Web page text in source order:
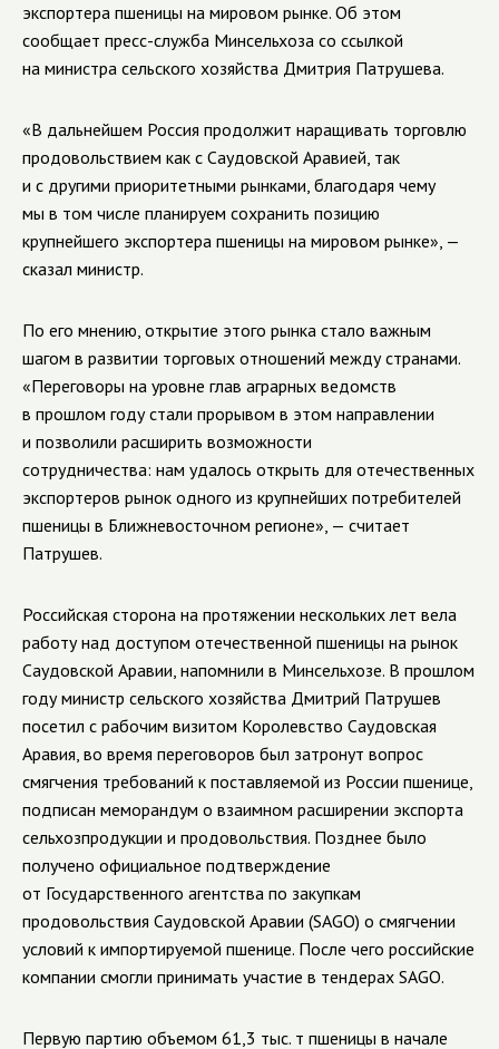
экспортера пшеницы на мировом рынке. Об этом
сообщает пресс-служба Минсельхоза со ссылкой
на министра сельского хозяйства Дмитрия Патрушева.
«В дальнейшем Россия продолжит наращивать торговлю
продовольствием как с Саудовской Аравией, так
и с другими приоритетными рынками, благодаря чему
мы в том числе планируем сохранить позицию
крупнейшего экспортера пшеницы на мировом рынке», —
сказал министр.
По его мнению, открытие этого рынка стало важным
шагом в развитии торговых отношений между странами.
«Переговоры на уровне глав аграрных ведомств
в прошлом году стали прорывом в этом направлении
и позволили расширить возможности
сотрудничества: нам удалось открыть для отечественных
экспортеров рынок одного из крупнейших потребителей
пшеницы в Ближневосточном регионе», — считает
Патрушев.
Российская сторона на протяжении нескольких лет вела
работу над доступом отечественной пшеницы на рынок
Саудовской Аравии, напомнили в Минсельхозе. В прошлом
году министр сельского хозяйства Дмитрий Патрушев
посетил с рабочим визитом Королевство Саудовская
Аравия, во время переговоров был затронут вопрос
смягчения требований к поставляемой из России пшенице,
подписан меморандум о взаимном расширении экспорта
сельхозпродукции и продовольствия. Позднее было
получено официальное подтверждение
от Государственного агентства по закупкам
продовольствия Саудовской Аравии (SAGO) о смягчении
условий к импортируемой пшенице. После чего российские
компании смогли принимать участие в тендерах SAGO.
Первую партию объемом 61,3 тыс. т пшеницы в начале